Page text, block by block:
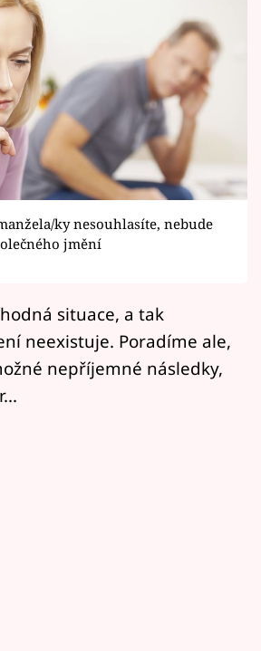
Karlovy Vary
ky nesouhlasíte, nebude
jmění
situace, a tak
neexistuje. Poradíme ale,
nepříjemné následky,